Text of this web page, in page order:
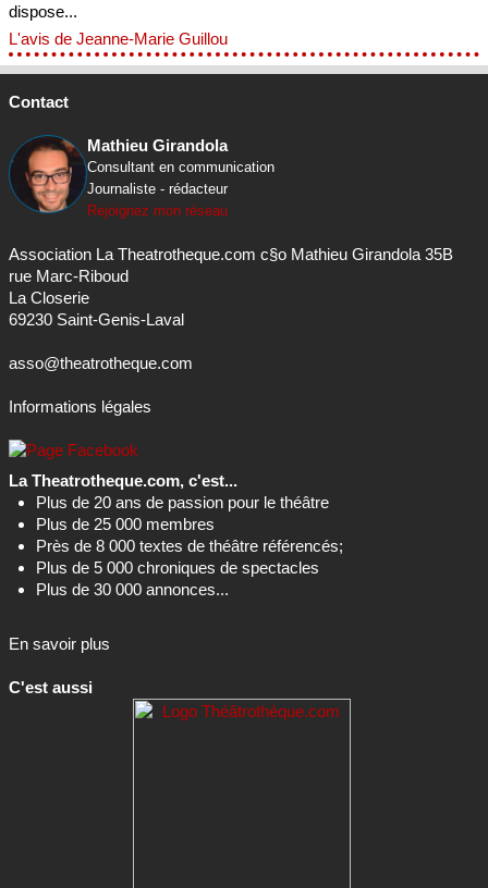
dispose...
L'avis de Jeanne-Marie Guillou
Contact
Mathieu Girandola
Consultant en communication
Journaliste - rédacteur
Rejoignez mon réseau
Association La Theatrotheque.com c§o Mathieu Girandola 35B
rue Marc-Riboud
La Closerie
69230 Saint-Genis-Laval
asso@theatrotheque.com
Informations légales
La Theatrotheque.com, c'est...
Plus de 20 ans de passion pour le théâtre
Plus de 25 000 membres
Près de 8 000 textes de théâtre référencés;
Plus de 5 000 chroniques de spectacles
Plus de 30 000 annonces...
En savoir plus
C'est aussi